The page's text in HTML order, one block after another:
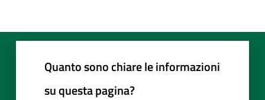
Quanto sono chiare le informazioni
su questa pagina?